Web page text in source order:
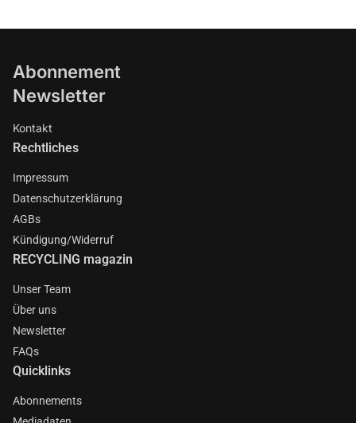
Abonnement
Newsletter
Kontakt
Rechtliches
Impressum
Datenschutzerklärung
AGBs
Kündigung/Widerruf
RECYCLING magazin
Unser Team
Über uns
Newsletter
FAQs
Quicklinks
Abonnements